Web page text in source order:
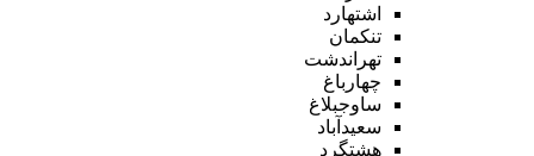
اشتهارد
تنکمان
تهراندشت
چهارباغ
ساوجبلاغ
سعیدآباد
هشتگرد